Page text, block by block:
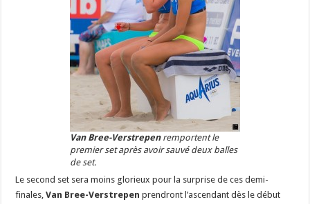
Van Bree-Verstrepenremportent le
premier set après avoir sauvé deux balles
de set.
Le second set sera moins glorieux pour la surprise de ces demi-
finales,Van Bree-Verstrepenprendront l’ascendant dès le début